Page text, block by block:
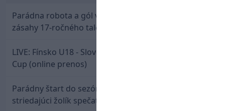
Parádna robota a gól v oslabení! Pozrite si oba
zásahy 17-ročného talentu Rychlíka proti USA
LIVE: Fínsko U18 - Slovensko U18 / Hlinka-Gretzky
Cup (online prenos)
Parádny štart do sezóny: Rýchlik Boženík ako
striedajúci žolík spečatil postup Stoke